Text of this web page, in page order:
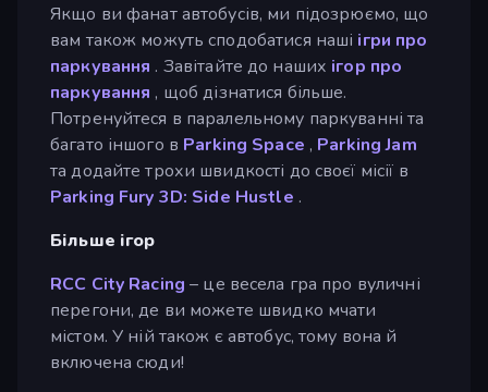
Якщо ви фанат автобусів, ми підозрюємо, що
вам також можуть сподобатися наші ігри про
паркування . Завітайте до наших ігор про
паркування , щоб дізнатися більше.
Потренуйтеся в паралельному паркуванні та
багато іншого в Parking Space , Parking Jam
та додайте трохи швидкості до своєї місії в
Parking Fury 3D: Side Hustle .
Більше ігор
RCC City Racing – це весела гра про вуличні
перегони, де ви можете швидко мчати
містом. У ній також є автобус, тому вона й
включена сюди!